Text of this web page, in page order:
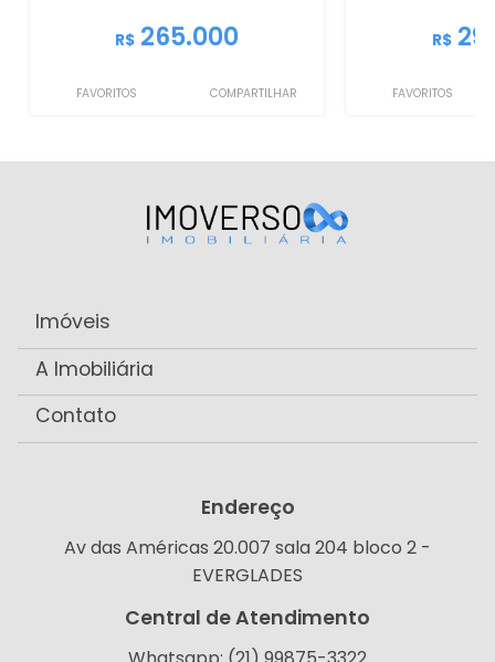
R$ 265.000
FAVORITOS COMPARTILHAR
R$
FAVORITOS
Imóveis
A Imobiliária
Contato
Endereço
Av das Américas 20.007 sala 204 bloco 2 -
EVERGLADES
Central de Atendimento